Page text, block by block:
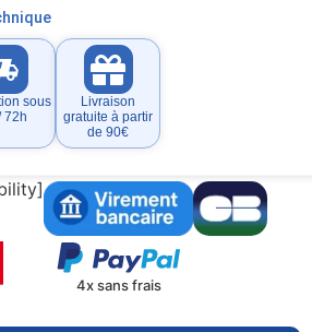
sous
72h
Livraison
gratuite à partir
de 90€
4x sans frais